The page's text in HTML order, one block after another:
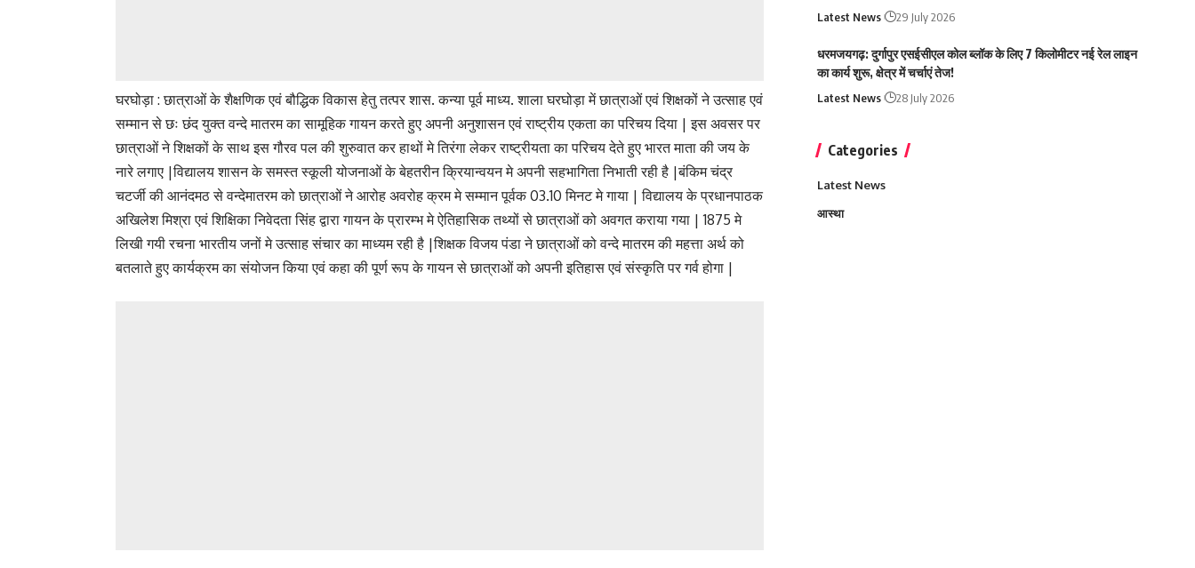
घरघोड़ा : छात्राओं के शैक्षणिक एवं बौद्धिक विकास हेतु तत्पर शास. कन्या पूर्व माध्य. शाला घरघोड़ा में छात्राओं एवं शिक्षकों ने उत्साह एवं
सम्मान से छः छंद युक्त वन्दे मातरम का सामूहिक गायन करते हुए अपनी अनुशासन एवं राष्ट्रीय एकता का परिचय दिया | इस अवसर पर
छात्राओं ने शिक्षकों के साथ इस गौरव पल की शुरुवात कर हाथों मे तिरंगा लेकर राष्ट्रीयता का परिचय देते हुए भारत माता की जय के
नारे लगाए |विद्यालय शासन के समस्त स्कूली योजनाओं के बेहतरीन क्रियान्वयन मे अपनी सहभागिता निभाती रही है |बंकिम चंद्र
चटर्जी की आनंदमठ से वन्देमातरम को छात्राओं ने आरोह अवरोह क्रम मे सम्मान पूर्वक 03.10 मिनट मे गाया | विद्यालय के प्रधानपाठक
अखिलेश मिश्रा एवं शिक्षिका निवेदता सिंह द्वारा गायन के प्रारम्भ मे ऐतिहासिक तथ्यों से छात्राओं को अवगत कराया गया | 1875 मे
लिखी गयी रचना भारतीय जनों मे उत्साह संचार का माध्यम रही है |शिक्षक विजय पंडा ने छात्राओं को वन्दे मातरम की महत्ता अर्थ को
बतलाते हुए कार्यक्रम का संयोजन किया एवं कहा की पूर्ण रूप के गायन से छात्राओं को अपनी इतिहास एवं संस्कृति पर गर्व होगा |
Latest News 29 July 2026
धरमजयगढ़: दुर्गापुर एसईसीएल कोल ब्लॉक के लिए 7 किलोमीटर नई रेल लाइन
का कार्य शुरू, क्षेत्र में चर्चाएं तेज!
Latest News 28 July 2026
Categories
Latest News
आस्था